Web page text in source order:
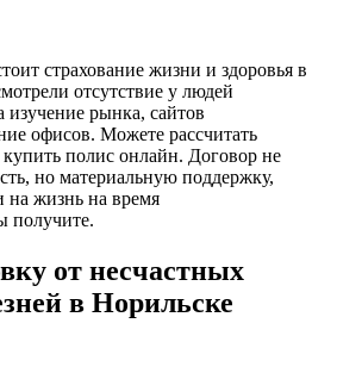
страхование жизни и здоровья в
отсутствие у людей
изучение рынка, сайтов
офисов. Можете рассчитать
купить полис онлайн. Договор не
но материальную поддержку,
на жизнь на время
получите.
от несчастных
в Норильске